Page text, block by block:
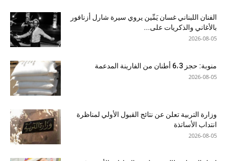
الفنان اللبناني غسان يَمِّين يروي سيرة شارل أزنافور
بالأغاني والذكريات على...
2026-08-05
منوبة: حجز 6،3 أطنان من الفارينة المدعمة
2026-08-05
وزارة التربية تعلن عن نتائج القبول الأولي لمناظرة
انتداب الأساتذة
2026-08-05